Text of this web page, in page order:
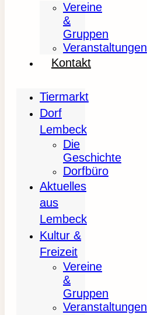
Vereine
&
Gruppen
Veranstaltungen
Kontakt
Tiermarkt
Dorf
Lembeck
Die
Geschichte
Dorfbüro
Aktuelles
aus
Lembeck
Kultur &
Freizeit
Vereine
&
Gruppen
Veranstaltungen